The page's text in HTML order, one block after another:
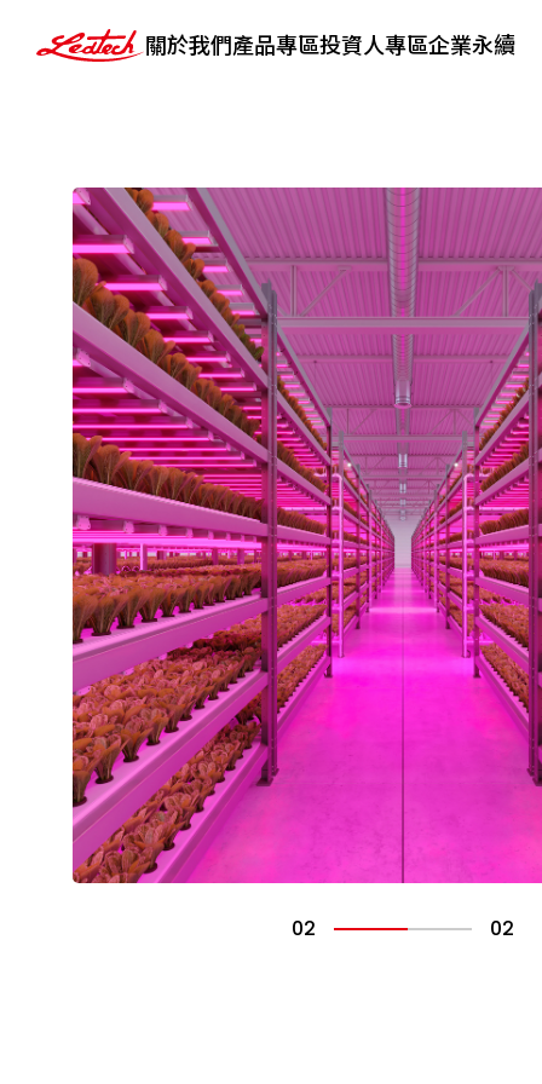
關於我們產品專區投資人專區企業永續
02 02